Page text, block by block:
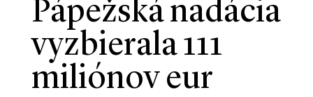
Pápežská nadácia
vyzbierala 111
miliónov eur